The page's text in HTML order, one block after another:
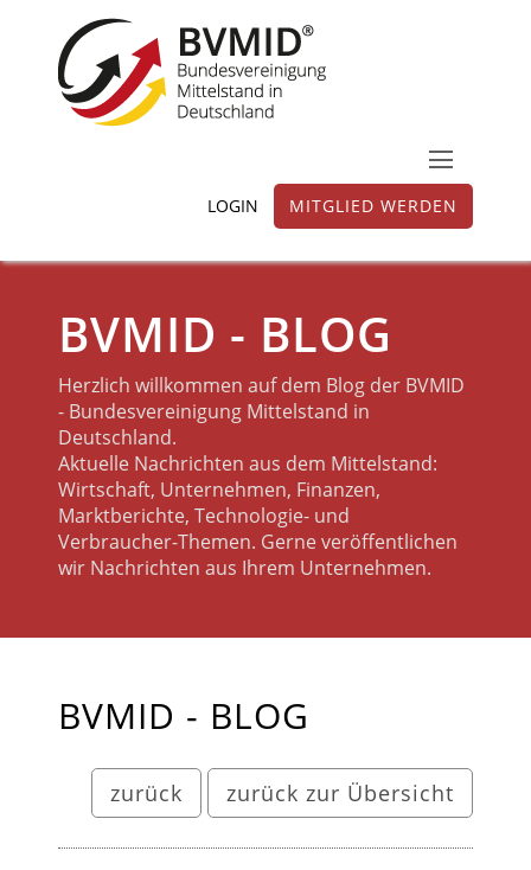
MITGLIED WERDEN
LOGIN
BVMID - BLOG
Herzlich willkommen auf dem Blog der BVMID
- Bundesvereinigung Mittelstand in
Deutschland.
Aktuelle Nachrichten aus dem Mittelstand:
Wirtschaft, Unternehmen, Finanzen,
Marktberichte, Technologie- und
Verbraucher-Themen. Gerne veröffentlichen
wir Nachrichten aus Ihrem Unternehmen.
BVMID - BLOG
zurück zur Übersicht
zurück